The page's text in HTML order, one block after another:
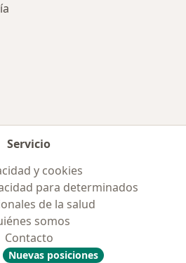
Servicio
y cookies
para determinados
de la salud
somos
Contacto
Nuevas posiciones